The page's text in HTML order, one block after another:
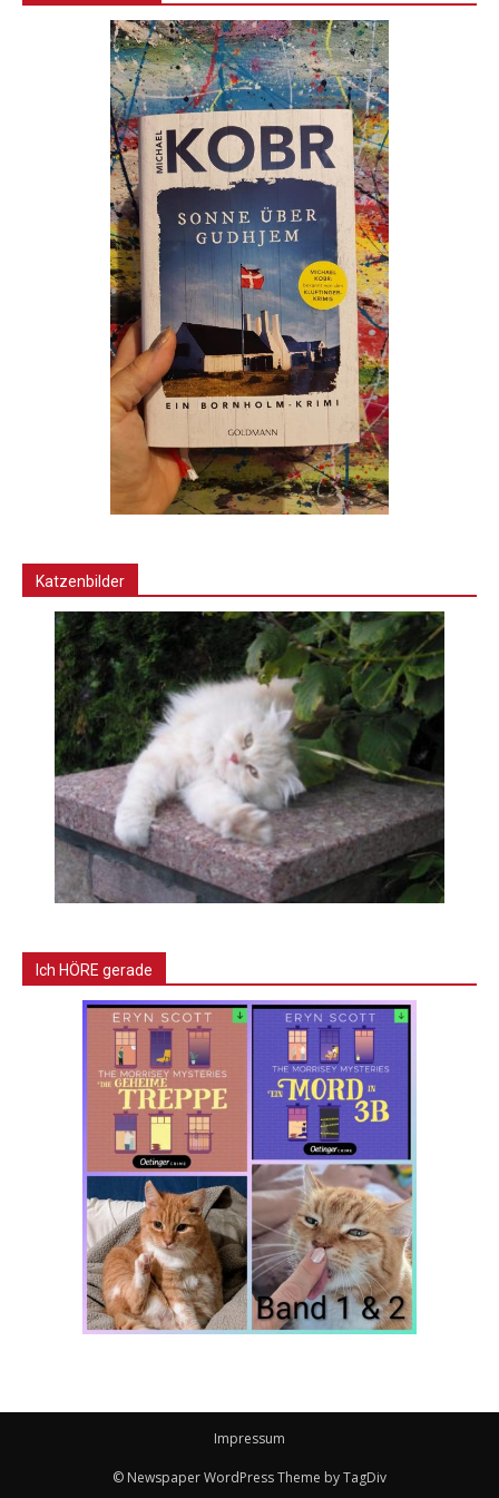
Katzenbilder
Ich HÖRE gerade
Impressum
© Newspaper WordPress Theme by TagDiv